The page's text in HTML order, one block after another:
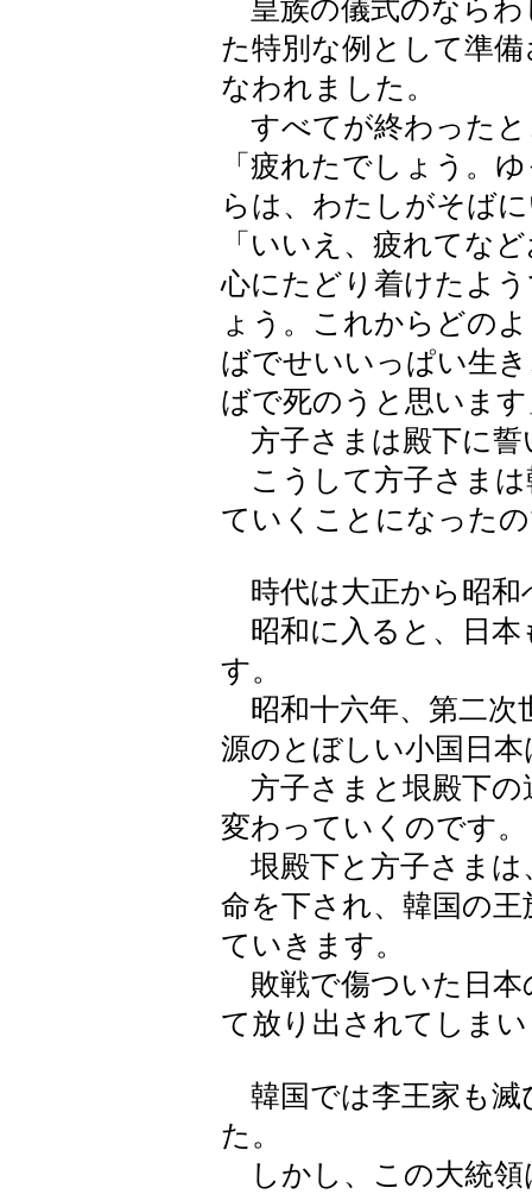
皇族の儀式のならわ
た特別な例として準
なわれました。
すべてが終わったと
「疲れたでしょう。
らは、わたしがそば
「いいえ、疲れてな
心にたどり着けたよ
ょう。これからどの
ばでせいいっぱい生
ばで死のうと思いま
方子さまは殿下に誓
こうして方子さまは
ていくことになった
時代は大正から昭和
昭和に入ると、日本
す。
昭和十六年、第二次
源のとぼしい小国日
方子さまと垠殿下の
変わっていくのです。
垠殿下と方子さまは
命を下され、韓国の
ていきます。
敗戦で傷ついた日本
て放り出されてしま
韓国では李王家も滅
た。
しかし、この大統領